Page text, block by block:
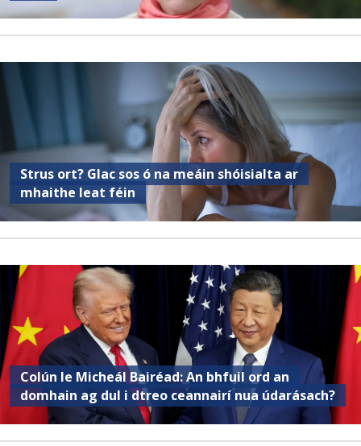
Strus ort? Glac sos ó na meáin shóisialta ar
mhaithe leat féin
Colún le Micheál Bairéad: An bhfuil ord an
domhain ag dul i dtreo ceannairí nua údarásach?